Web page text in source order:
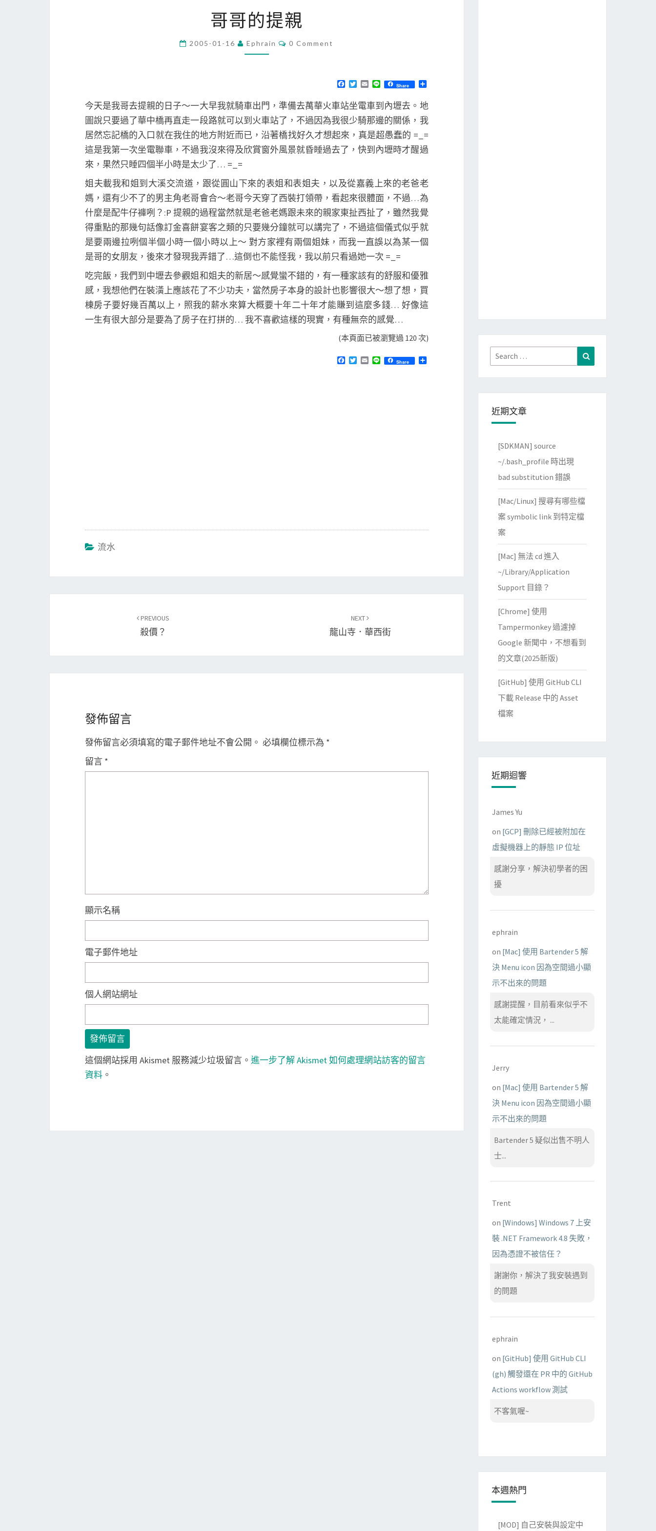
哥
提
哥哥的提親
2005-01-16 Ephrain
C
0 Comment
F
c
e
b
o
o
k
T
t
t
e
r
E
a
i
l
L
n
e
Share
分
今天是我哥去提親的日子～一大早我就騎車出門，準備去萬華火車站坐電車到內壢去。地
圖說只要過了華中橋再直走一段路就可以到火車站了，不過因為我很少騎那邊的關係，我
居然忘記橋的入口就在我住的地方附近而已，沿著橋找好久才想起來，真是超愚蠢的 =_=
這是我第一次坐電聯車，不過我沒來得及欣賞窗外風景就昏睡過去了，快到內壢時才醒過
來，果然只睡四個半小時是太少了… =_=
姐夫載我和姐到大溪交流道，跟從圓山下來的表姐和表姐夫，以及從嘉義上來的老爸老
媽，還有少不了的男主角老哥會合～老哥今天穿了西裝打領帶，看起來很體面，不過…為
什麼是配牛仔褲咧？:P 提親的過程當然就是老爸老媽跟未來的親家東扯西扯了，雖然我覺
得重點的那幾句話像訂金喜餅宴客之類的只要幾分鐘就可以講完了，不過這個儀式似乎就
是要兩邊拉咧個半個小時一個小時以上～ 對方家裡有兩個姐妹，而我一直誤以為某一個
是哥的女朋友，後來才發現我弄錯了…這倒也不能怪我，我以前只看過她一次 =_=
吃完飯，我們到中壢去參觀姐和姐夫的新居～感覺蠻不錯的，有一種家該有的舒服和優雅
感，我想他們在裝潢上應該花了不少功夫，當然房子本身的設計也影響很大～想了想，買
棟房子要好幾百萬以上，照我的薪水來算大概要十年二十年才能賺到這麼多錢… 好像這
一生有很大部分是要為了房子在打拼的… 我不喜歡這樣的現實，有種無奈的感覺…
(本頁面已被瀏覽過 120 次)
F
T
E
L
Share
分
流水
PREVIOUS
殺價？
NEXT
龍山寺．華西街
發佈留言
發佈留言必須填寫的電子郵件地址不會公開。 必填欄位標示為 *
留言 *
顯示名稱
電子郵件地址
個人網站網址
這個網站採用 Akismet 服務減少垃圾留言。 進一步了解 Akismet 如何處理網站訪客的留言
資料 。
Search
for:
近期文章
[SDKMAN] source
~/.bash_profile 時出現
bad substitution 錯誤
[Mac/Linux] 搜尋有哪些檔
案 symbolic link 到特定檔
案
[Mac] 無法 cd 進入
~/Library/Application
Support 目錄？
[Chrome] 使用
Tampermonkey 過濾掉
Google 新聞中，不想看到
的文章(2025新版)
[GitHub] 使用 GitHub CLI
下載 Release 中的 Asset
檔案
近期迴響
James Yu
on [GCP] 刪除已經被附加在
虛擬機器上的靜態 IP 位址
感謝分享，解決初學者的困
擾
ephrain
on [Mac] 使用 Bartender 5 解
決 Menu icon 因為空間過小顯
示不出來的問題
感謝提醒，目前看來似乎不
太能確定情況， ...
Jerry
on [Mac] 使用 Bartender 5 解
決 Menu icon 因為空間過小顯
示不出來的問題
Bartender 5 疑似出售不明人
士...
Trent
on [Windows] Windows 7 上安
裝 .NET Framework 4.8 失敗，
因為憑證不被信任？
謝謝你，解決了我安裝遇到
的問題
ephrain
on [GitHub] 使用 GitHub CLI
(gh) 觸發還在 PR 中的 GitHub
Actions workflow 測試
不客氣喔~
本週熱門
[MOD] 自己安裝與設定中